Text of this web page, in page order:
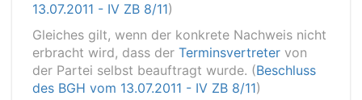
13.07.2011 - IV ZB 8/11)
Gleiches gilt, wenn der konkrete Nachweis nicht
erbracht wird, dass der Terminsvertreter von
der Partei selbst beauftragt wurde. (Beschluss
des BGH vom 13.07.2011 - IV ZB 8/11)